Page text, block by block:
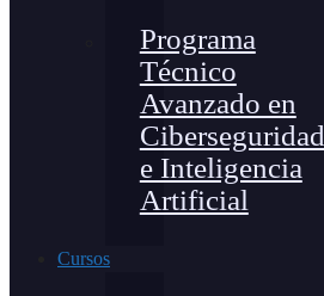
Programa
Técnico
Avanzado en
Ciberseguridad
e Inteligencia
Artificial
Cursos